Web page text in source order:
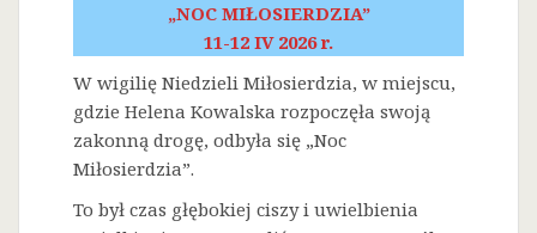
„NOC MIŁOSIERDZIA”
11-12 IV 2026 r.
W wigilię Niedzieli Miłosierdzia, w miejscu,
gdzie Helena Kowalska rozpoczęła swoją
zakonną drogę, odbyła się „Noc
Miłosierdzia”.
To był czas głębokiej ciszy i uwielbienia